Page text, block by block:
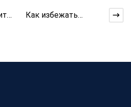
Как избежать
для изготов